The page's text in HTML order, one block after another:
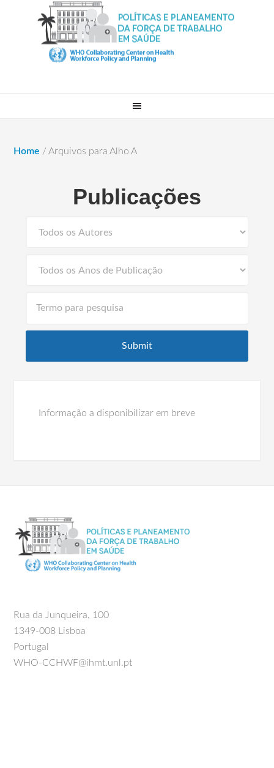
Home / Arquivos para Alho A
Publicações
Informação a disponibilizar em breve
Rua da Junqueira, 100
1349-008 Lisboa
Portugal
WHO-CCHWF@ihmt.unl.pt